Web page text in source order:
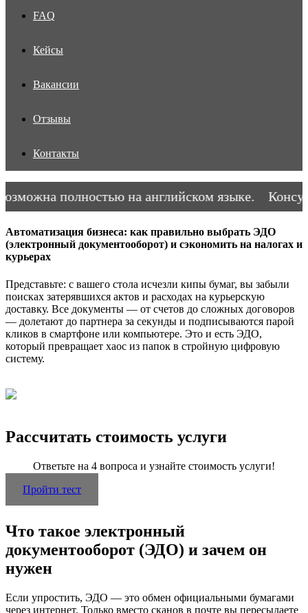
FAQ
Кейсы
Вакансии
Отзывы
Контакты
полностью на английском языке.
Автоматизация бизнеса: как правильно выбрать ЭДО
(электронный документооборот) и сэкономить на налогах и
курьерах
Представьте: с вашего стола исчезли кипы бумаг, вы забыли
поисках затерявшихся актов и расходах на курьерскую
доставку. Все документы — от счетов до сложных договоров
— долетают до партнера за секунды и подписываются парой
кликов в смартфоне или компьютере. Это и есть ЭДО,
который превращает хаос из папок в стройную цифровую
систему.
Рассчитать стоимость услуги
Ответьте на 4 вопроса и узнайте стоимость услуги!
Пройти тест
Что такое электронный
документооборот (ЭДО) и зачем он
нужен
Если упростить, ЭДО — это обмен официальными бумагами
через интернет. Только вместо сканов в почте вы пересылаете